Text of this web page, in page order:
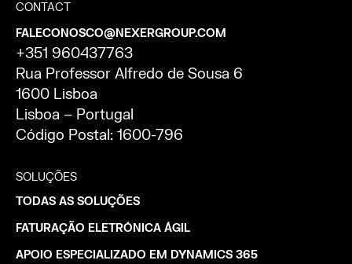
CONTACT
FALECONOSCO@NEXERGROUP.COM
+351 960437763
Rua Professor Alfredo de Sousa 6
1600 Lisboa
Lisboa – Portugal
Código Postal: 1600-796
SOLUÇÕES
TODAS AS SOLUÇÕES
FATURAÇÃO ELETRÓNICA ÁGIL
APOIO ESPECIALIZADO EM DYNAMICS 365